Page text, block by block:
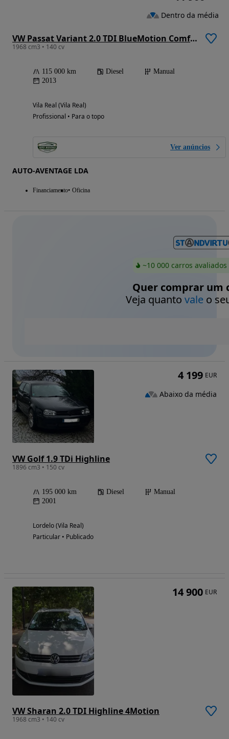
VW Passat Variant 2.0 TDI BlueMotion Comfortline
1968 cm3 • 140 cv
115 000 km Diesel
Manual
2013
Vila Real (Vila Real)
Profissional • Para o topo
Ver anúncios
AUTO-AVENTAGE LDA
Financiamento Oficina
Dentro da média
~10 000 carros
Quer comprar um
Veja quanto valeo
VW Golf 1.9 TDi Highline
1896 cm3 • 150 cv
195 000 km Diesel
Manual
2001
Lordelo (Vila Real)
Particular • Publicado
4 199 EUR
Abaixo da média
VW Sharan 2.0 TDI Highline 4Motion
1968 cm3 • 140 cv
14 900 EUR